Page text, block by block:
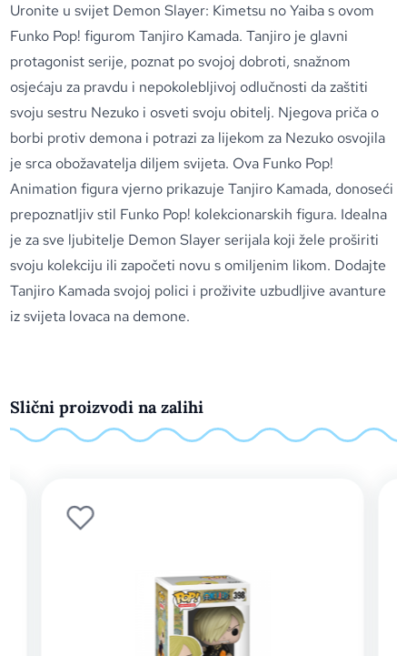
Uronite u svijet Demon Slayer: Kimetsu no Yaiba s ovom
Funko Pop! figurom Tanjiro Kamada. Tanjiro je glavni
protagonist serije, poznat po svojoj dobroti, snažnom
osjećaju za pravdu i nepokolebljivoj odlučnosti da zaštiti
svoju sestru Nezuko i osveti svoju obitelj. Njegova priča o
borbi protiv demona i potrazi za lijekom za Nezuko osvojila
je srca obožavatelja diljem svijeta. Ova Funko Pop!
Animation figura vjerno prikazuje Tanjiro Kamada, donoseći
prepoznatljiv stil Funko Pop! kolekcionarskih figura. Idealna
je za sve ljubitelje Demon Slayer serijala koji žele proširiti
svoju kolekciju ili započeti novu s omiljenim likom. Dodajte
Tanjiro Kamada svojoj polici i proživite uzbudljive avanture
iz svijeta lovaca na demone.
Slični proizvodi na zalihi